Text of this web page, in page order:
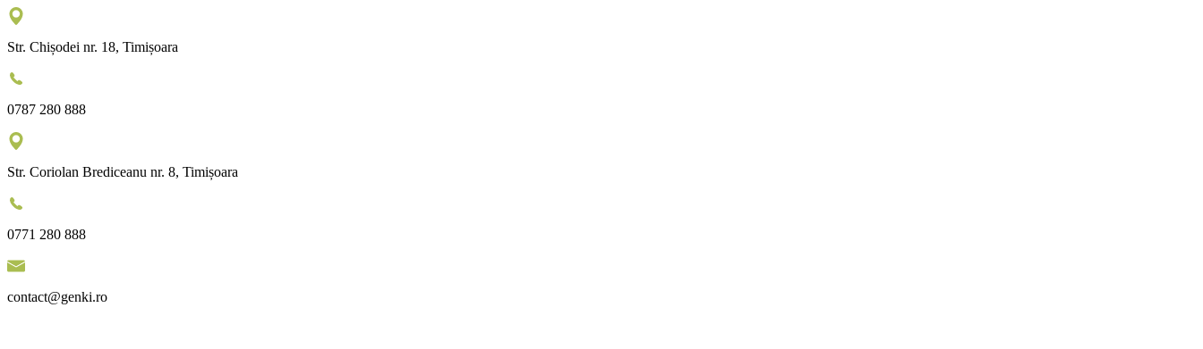
Str. Chișodei nr. 18, Timișoara
0787 280 888
Str. Coriolan Brediceanu nr. 8, Timișoara
0771 280 888
contact@genki.ro